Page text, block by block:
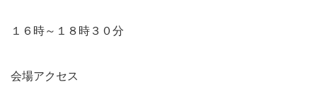
１６時～１８時３０分
会場アクセス